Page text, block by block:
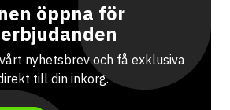
öppna för
erbjudanden
nyhetsbrev och få exklusiva
till din inkorg.